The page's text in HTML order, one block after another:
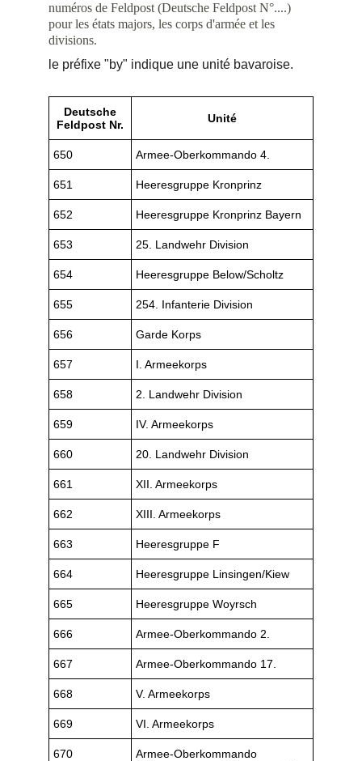
numéros de Feldpost (Deutsche Feldpost N°....)
pour les états majors, les corps d'armée et les
divisions.
le préfixe "by" indique une unité bavaroise.